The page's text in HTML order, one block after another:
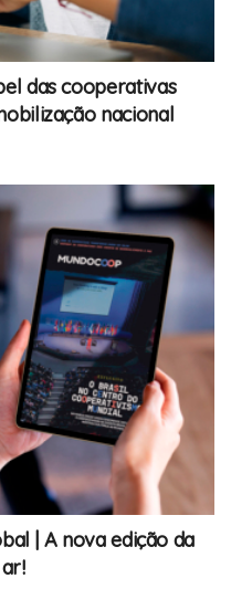
das cooperativas
nacional
| A nova edição da